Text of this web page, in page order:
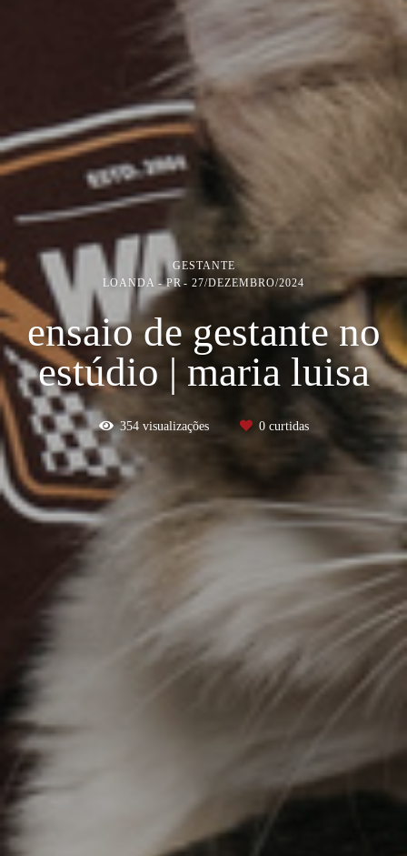
GESTANTE
LOANDA - PR
27/DEZEMBRO/2024
ensaio de gestante no
estúdio | maria luisa
354visualizações 0curtidas